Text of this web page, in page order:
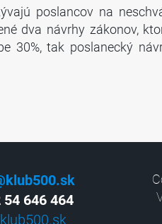
poslancov na
dva návrhy zákonov,
30%, tak poslanecký
54 646 464